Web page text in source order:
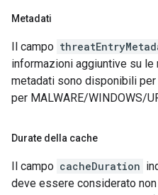
Metadati
Il campo
informazioni aggiuntive su le
metadati sono disponibili
per MALWARE/WINDOWS/
Durate della cache
Il campo cacheDuration
deve essere considerato